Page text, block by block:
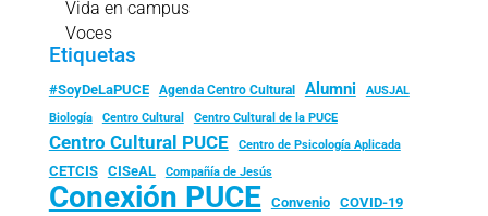
Vida en campus
Voces
Etiquetas
#SoyDeLaPUCE Agenda Centro Cultural Alumni
AUSJAL
Biología
Centro Cultural Centro Cultural de la PUCE
Centro Cultural PUCE Centro de Psicología Aplicada
CETCIS CISeAL Compañía de Jesús
Conexión PUCE Convenio
COVID-19